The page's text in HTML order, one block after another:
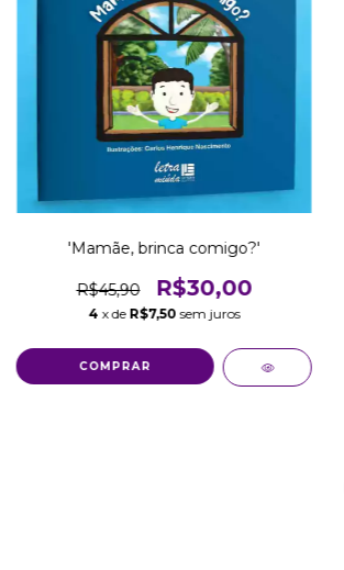
'Mamãe, brinca comigo?'
R$45,90 R$30,00
4 x de R$7,50 sem juros